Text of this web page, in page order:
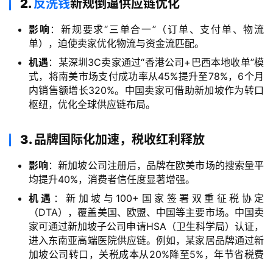
2. 反洗钱新规倒逼供应链优化
影响 ：新规要求“三单合一”（订单、支付单、物流
单），迫使卖家优化物流与资金流匹配。
机遇 ：某深圳3C卖家通过“香港公司+巴西本地收单”模
式，将南美市场支付成功率从45%提升至78%，6个月
内销售额增长320%。中国卖家可借助新加坡作为转口
枢纽，优化全球供应链布局。
3. 品牌国际化加速，税收红利释放
影响：新加坡公司注册后，品牌在欧美市场的搜索量平
均提升40%，消费者信任度显著增强。
机遇 ：新加坡与100+国家签署双重征税协定
（DTA），覆盖美国、欧盟、中国等主要市场。中国卖
家可通过新加坡子公司申请HSA（卫生科学局）认证，
进入东南亚高端医院供应链。例如，某家居品牌通过新
加坡公司转口，关税成本从20%降至5%，年节省税费